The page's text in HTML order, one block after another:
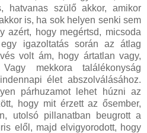
hatvanas szülő akkor, amikor
is, ha sok helyen senki sem
azért, hogy megértsd, micsoda
igazoltatás során az átlag
volt ám, hogy ártatlan vagy,
mekkora találékonyság
élet abszolválásához.
párhuzamot lehet húzni az
hogy mit érzett az ősember,
utolsó pillanatban beugrott a
elől, majd elvigyorodott, hogy